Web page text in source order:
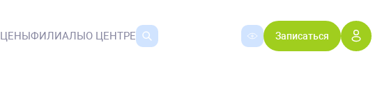
ЦЕНЫФИЛИАЛЫО ЦЕНТРЕ Записаться